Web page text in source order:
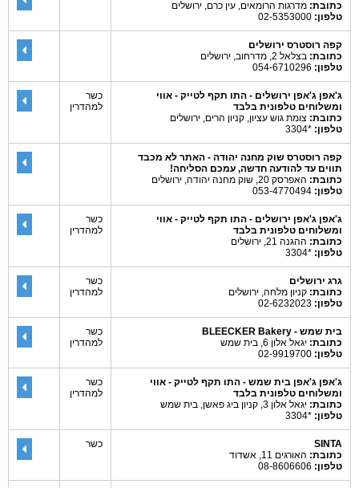
כתובת: מדרגות הרומאים, עין כרם, ירושלים
טלפון:
קפה רוסטרס ירושלים
כתובת: בצלאל 2, מדרחוב, ירושלים
טלפון:
ג'אפן ג'אפן ירושלים - התו תקף לטייק - אווי
ומשלוחים טלפונית בלבד
כתובת: צומת גוש עציון, קניון הרים, ירושלים
טלפון: *3304
כשר
למהדרין
קפה רוסטרס שוק מחנה יהודה - האתר לא מכבד
תווים עד להודעה חדשה, עמכם הסליחה!
כתובת: האפרסק 20, שוק מחנה יהודה, ירושלים
טלפון:
ג'אפן ג'אפן ירושלים - התו תקף לטייק - אווי
ומשלוחים טלפונית בלבד
כתובת: ההגנה 21, ירושלים
טלפון: *3304
כשר
למהדרין
גרג ירושלים
כתובת: קניון מלחה, ירושלים
טלפון:
כשר
למהדרין
בית שמש - BLEECKER Bakery
כתובת: יגאל אלון 6, בית שמש
טלפון:
כשר
למהדרין
ג'אפן ג'אפן בית שמש - התו תקף לטייק - אווי
ומשלוחים טלפונית בלבד
כתובת: יגאל אלון 3, קניון ביג פאשן, בית שמש
טלפון: *3304
כשר
למהדרין
SINTA
כתובת: האורגים 11, אשדוד
טלפון:
כשר